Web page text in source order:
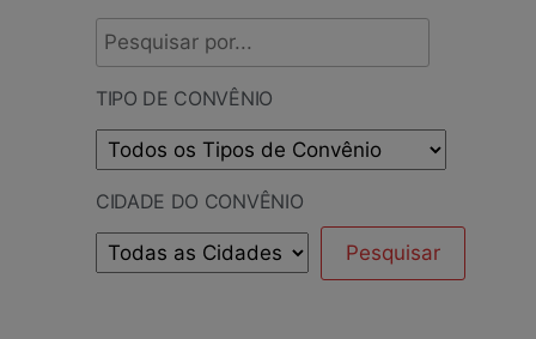
TIPO DE CONVÊNIO
CIDADE DO CONVÊNIO